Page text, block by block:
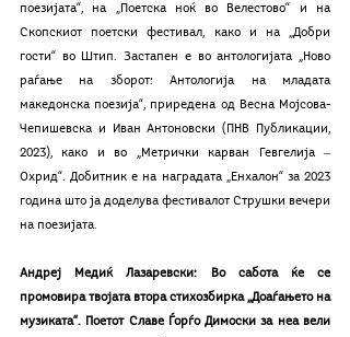
поезијата“, на „Поетска ноќ во Велестово“ и на
Скопскиот поетски фестивал, како и на „Добри
гости“ во Штип. Застапен е во антологијата „Ново
раѓање на зборот: Антологија на младата
македонска поезија“, приредена од Весна Мојсова-
Чепишевска и Иван Антоновски (ПНВ Публикации,
2023), како и во „Метрички карван Гевгелија ‒
Охрид“. Добитник е на наградата „Енхалон“ за 2023
година што ја доделува фестивалот Струшки вечери
на поезијата.
Андреј Медиќ Лазаревски: Во сабота ќе се
промовира твојата втора стихозбирка „Доаѓањето на
музиката“. Поетот Славе Ѓорѓо Димоски за неа вели